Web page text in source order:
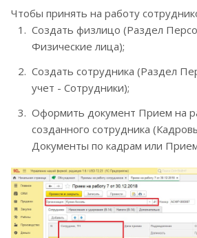
Чтобы принять на работу
Создать физлицо (Раздел
Физические лица);
Создать сотрудника (Раздел
учет - Сотрудники);
Оформить документ Прием на
созданного сотрудника
Документы по кадрам или